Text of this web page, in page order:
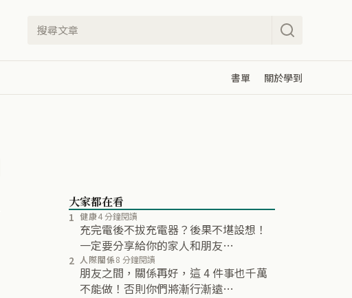
書單 關於學到
大家都在看
1 健康4 分鐘閱讀
充完電後不拔充電器？後果不堪設想！
一定要分享給你的家人和朋友…
2 人際關係8 分鐘閱讀
朋友之間，關係再好，這 4 件事也千萬
不能做！否則你們將漸行漸遠…